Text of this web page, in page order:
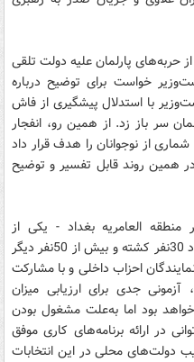
حربه‌های پارلمان علیه دولت تلقی
خواست برای توضیح درباره
با استدلال پیشگیری از فاش
سر باز زد. از همین رو، انفجار
از نوجوانان را هدف قرار داد
همین روند قابل تفسیر و توضیح
العامریه بغداد - یکی از
شلوغ‌ترین مناطق پایتخت- رخ داد، حدود 30نفر کشته و بیش از 50نفر دیگر
احزاب داخلی و با مشارکت
آزمونی جدی برای ارزیابی میزان
بود اما به‌علت مشغول بودن
در ارائه برنامه‌های کاری موفق
محلی در این انتخابات